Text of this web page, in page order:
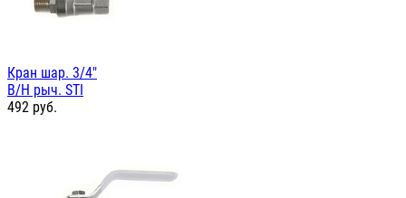
Кран шар. 3/4"
В/Н рыч. STI
492 руб.